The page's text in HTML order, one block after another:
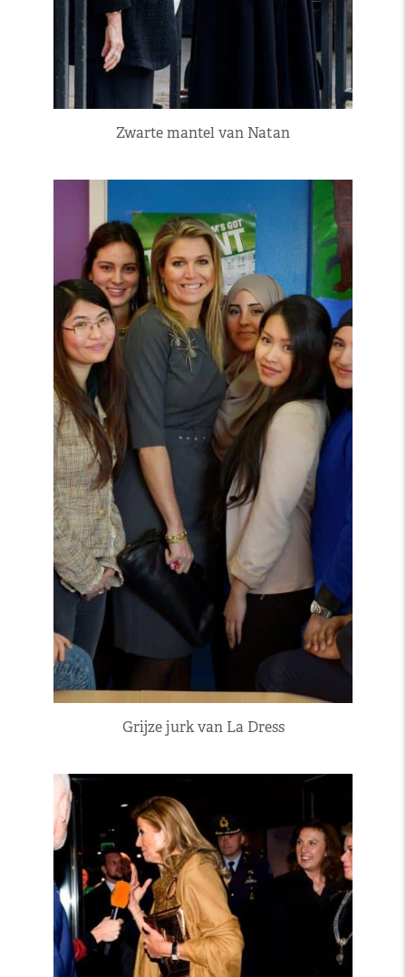
Zwarte mantel van Natan
Grijze jurk van La Dress